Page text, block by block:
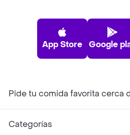
App Store Google
Pide tu comida favorita cerca
Categorías